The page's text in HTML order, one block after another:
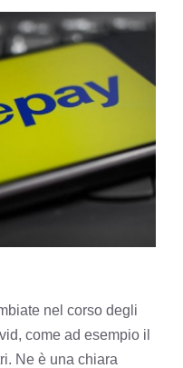
nel corso degli
come ad esempio il
Ne è una chiara